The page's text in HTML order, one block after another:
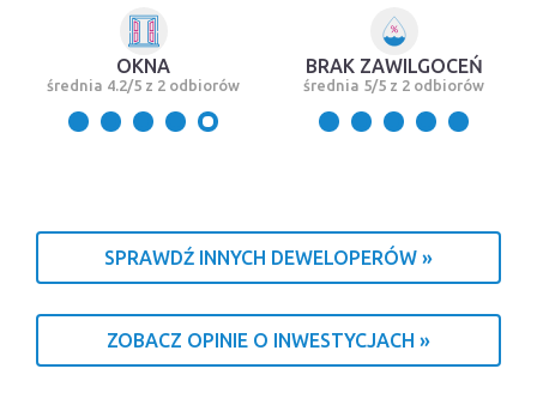
OKNA
średnia 4.2/5 z 2 odbiorów
BRAK ZAWILGOCEŃ
średnia 5/5 z 2 odbiorów
SPRAWDŹ INNYCH DEWELOPERÓW »
ZOBACZ OPINIE O INWESTYCJACH »